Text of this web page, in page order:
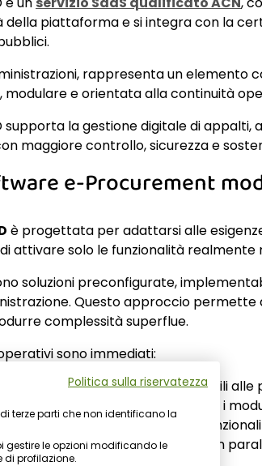
piattaforma e si integra con la
rappresenta un
modulare e orientata alla continuità
supporta la gestione digitale di appalti,
maggiore controllo, sicurezza e
e-Procurement
è progettata per adattarsi alle
attivare solo le funzionalità realmente
soluzioni preconfigurate,
Questo approccio
complessità superflue.
sono immediati:
utilizza esclusivamente i moduli utili
di manutenzione riguarda solo i
è pensato per esigenze
può essere utilizzata anche in
Politica sulla riservatezza
terze parti che non identificano la
gestire le opzioni modificando le
di profilazione.